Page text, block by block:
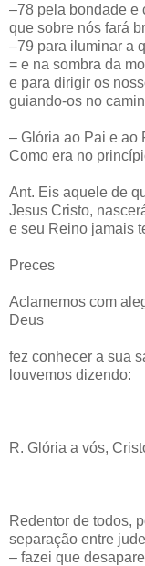
–78 pela bondade e
que sobre nós fará
–79 para iluminar a
= e na sombra da
e para dirigir os
guiando-os no
– Glória ao Pai e ao
Como era no
Ant. Eis aquele de
Jesus Cristo,
e seu Reino jamais
Preces
Aclamemos com
Deus
fez conhecer a sua
louvemos dizendo:
R. Glória a vós,
Redentor de todos,
separação entre
– fazei que